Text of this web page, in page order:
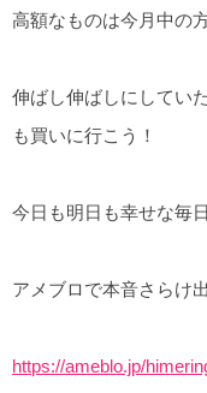
高額なものは今月中の
伸ばし伸ばしにしてい
も買いに行こう！
今日も明日も幸せな毎
アメブロで本音さらけ
https://ameblo.jp/